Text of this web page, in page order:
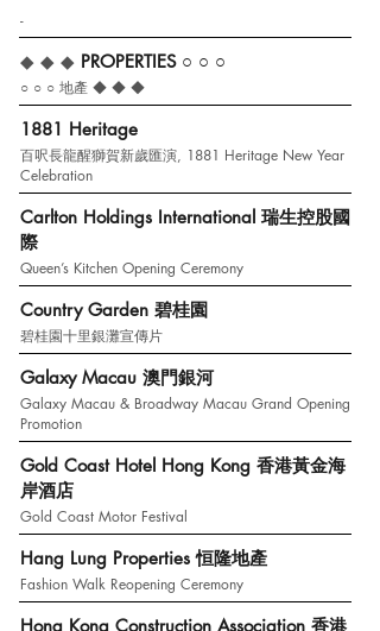
-
◆ ◆ ◆ PROPERTIES○ ○ ○
○ ○ ○ 地產 ◆ ◆ ◆
1881 Heritage
百呎長龍醒獅賀新歲匯演, 1881 Heritage New Year
Celebration
Carlton Holdings International 瑞生控股國
際
Queen’s Kitchen Opening Ceremony
Country Garden 碧桂園
碧桂園十里銀灘宣傳片
Galaxy Macau 澳門銀河
Galaxy Macau & Broadway Macau Grand Opening
Promotion
Gold Coast Hotel Hong Kong 香港黃金海
岸酒店
Gold Coast Motor Festival
Hang Lung Properties 恒隆地產
Fashion Walk Reopening Ceremony
Hong Kong Construction Association 香港